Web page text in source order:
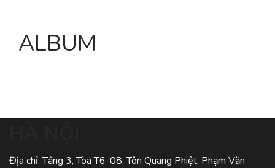
ALBUM
Địa chỉ: Tầng 3, Tòa T6-08, Tôn Quang Phiệt, Phạm Văn